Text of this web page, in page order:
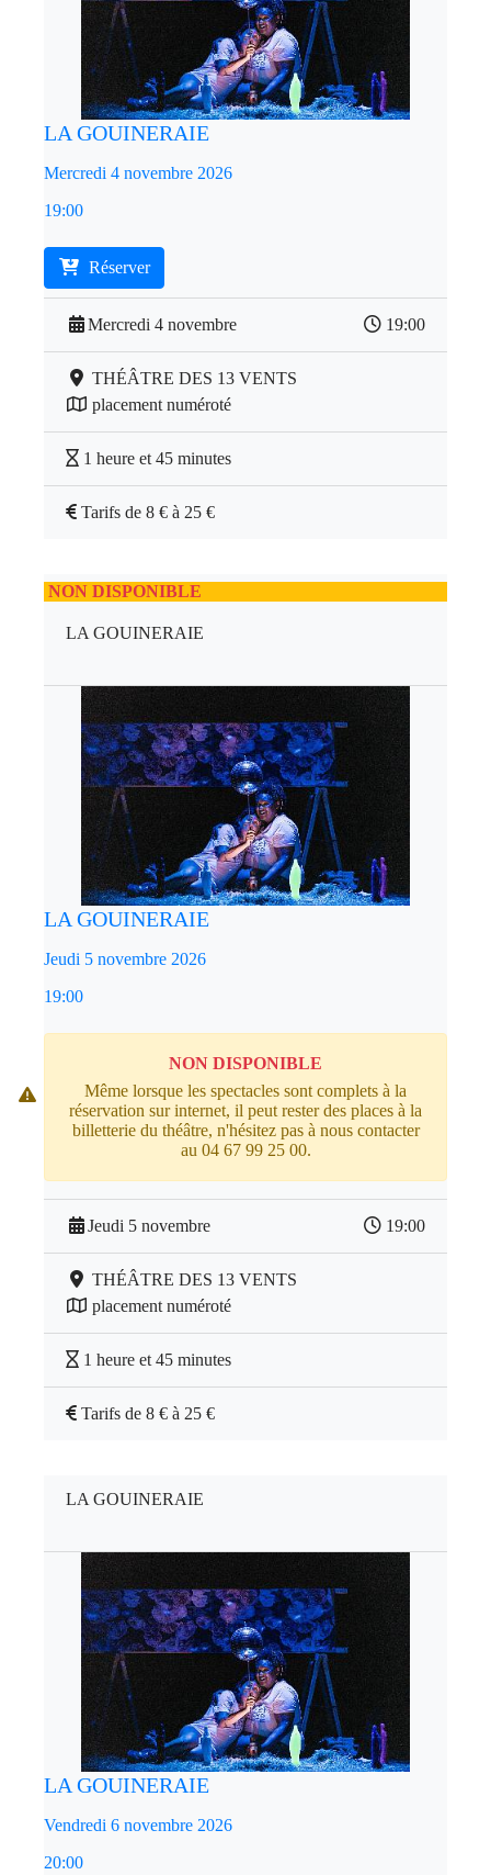
LA GOUINERAIE
Mercredi 4 novembre 2026
19:00
Réserver
Mercredi 4 novembre 19:00
THÉÂTRE DES 13 VENTS
placement numéroté
1 heure et 45 minutes
Tarifs de 8 € à 25 €
NON DISPONIBLE
LA GOUINERAIE
LA GOUINERAIE
Jeudi 5 novembre 2026
19:00
NON DISPONIBLE
Même lorsque les spectacles sont complets à la
réservation sur internet, il peut rester des places à la
billetterie du théâtre, n'hésitez pas à nous contacter
au 04 67 99 25 00.
Jeudi 5 novembre 19:00
THÉÂTRE DES 13 VENTS
placement numéroté
1 heure et 45 minutes
Tarifs de 8 € à 25 €
LA GOUINERAIE
LA GOUINERAIE
Vendredi 6 novembre 2026
20:00